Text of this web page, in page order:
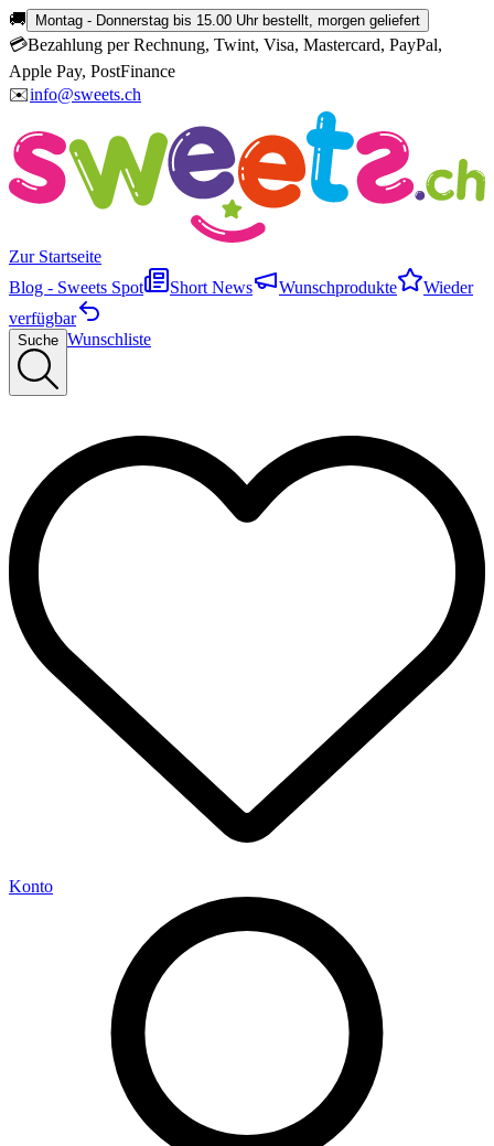
🚚 Montag - Donnerstag bis 15.00 Uhr bestellt, morgen geliefert
💳Bezahlung per Rechnung, Twint, Visa, Mastercard, PayPal,
Apple Pay, PostFinance
✉️info@sweets.ch
Zur Startseite
Blog - Sweets Spot
Short News Wunschprodukte
Wieder
verfügbar
Suche Wunschliste
Konto